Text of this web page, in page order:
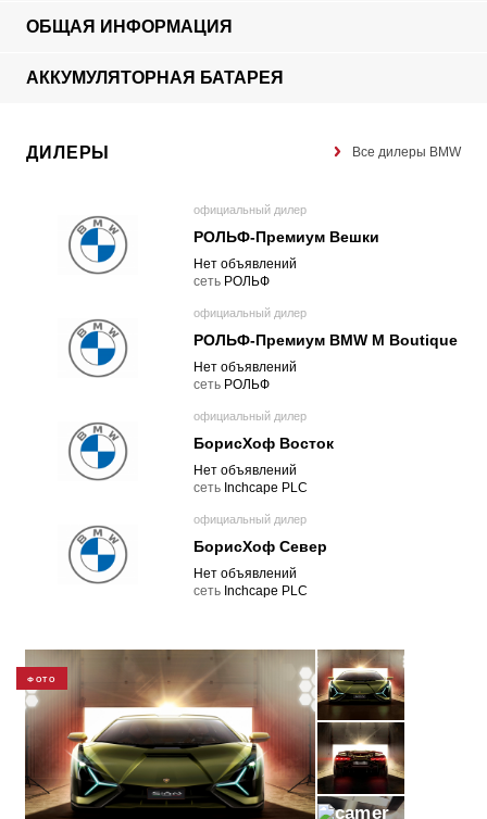
ОБЩАЯ ИНФОРМАЦИЯ
АККУМУЛЯТОРНАЯ БАТАРЕЯ
ДИЛЕРЫ Все дилеры BMW
официальный дилер
РОЛЬФ-Премиум Вешки
Нет объявлений
cеть РОЛЬФ
официальный дилер
РОЛЬФ-Премиум BMW M Boutique
Нет объявлений
cеть РОЛЬФ
официальный дилер
БорисХоф Восток
Нет объявлений
cеть Inchcape PLC
официальный дилер
БорисХоф Север
Нет объявлений
cеть Inchcape PLC
ФОТО